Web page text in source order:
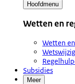
Hoofdmenu
Wetten en
Wetten
Subsidies
Meer